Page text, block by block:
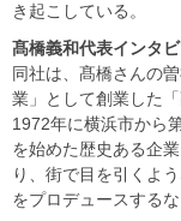
き起こしている。
髙橋義和代表インタ
同社は、髙橋さんの
業」として創業した
1972年に横浜市から
を始めた歴史ある企
り、街で目を引くよ
をプロデュースする